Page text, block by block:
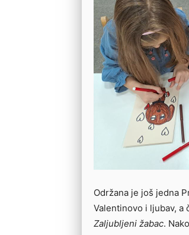
Održana je još jedna
Valentinovo i ljubav, a
Zaljubljeni žabac.